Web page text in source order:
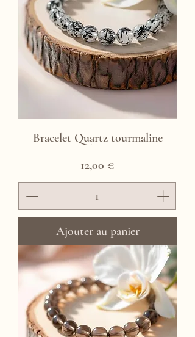
Bracelet Quartz tourmaline
Prix
12,00 €
Ajouter au panier